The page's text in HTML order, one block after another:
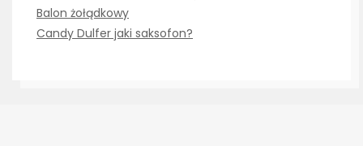
Balon żołądkowy
Candy Dulfer jaki saksofon?